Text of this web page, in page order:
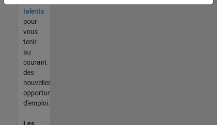
talents
pour
vous
tenir
au
courant
des
nouvelles
opportunités
d'emploi.